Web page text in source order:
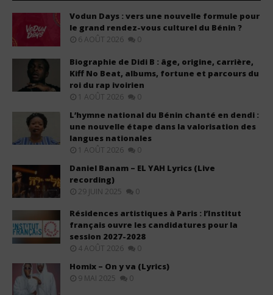
Vodun Days : vers une nouvelle formule pour
le grand rendez-vous culturel du Bénin ?
6 AOÛT 2026 0
Biographie de Didi B : âge, origine, carrière,
Kiff No Beat, albums, fortune et parcours du
roi du rap ivoirien
1 AOÛT 2026 0
L’hymne national du Bénin chanté en dendi :
une nouvelle étape dans la valorisation des
langues nationales
1 AOÛT 2026 0
Daniel Banam – EL YAH Lyrics (Live
recording)
29 JUIN 2025 0
Résidences artistiques à Paris : l’Institut
français ouvre les candidatures pour la
session 2027-2028
4 AOÛT 2026 0
Homix – On y va (Lyrics)
9 MAI 2025 0